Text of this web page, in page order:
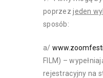
poprzezjeden
sposób:
a/
FILM) –
rejestracyjny na